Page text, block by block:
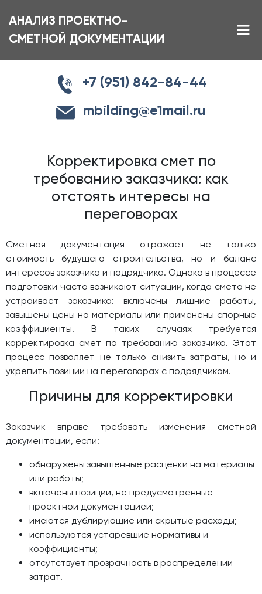
АНАЛИЗ ПРОЕКТНО-
СМЕТНОЙ ДОКУМЕНТАЦИИ
+7 (951) 842-84-44
mbilding@e1mail.ru
Корректировка смет по
требованию заказчика: как
отстоять интересы на
переговорах
Сметная документация отражает не только
стоимость будущего строительства, но и баланс
интересов заказчика и подрядчика. Однако в процессе
подготовки часто возникают ситуации, когда смета не
устраивает заказчика: включены лишние работы,
завышены цены на материалы или применены спорные
коэффициенты. В таких случаях требуется
корректировка смет по требованию заказчика. Этот
процесс позволяет не только снизить затраты, но и
укрепить позиции на переговорах с подрядчиком.
Причины для корректировки
Заказчик вправе требовать изменения сметной
документации, если:
обнаружены завышенные расценки на материалы
или работы;
включены позиции, не предусмотренные
проектной документацией;
имеются дублирующие или скрытые расходы;
используются устаревшие нормативы и
коэффициенты;
отсутствует прозрачность в распределении
затрат.